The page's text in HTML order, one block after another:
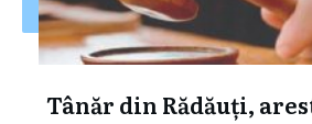
Tânăr din Rădăuți,